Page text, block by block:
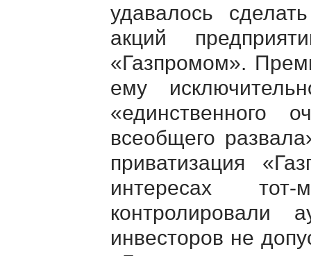
удавалось
акций
«Газпромом».
ему
«единственного
всеобщего
приватизация
интересах
контролировали
инвесторов не